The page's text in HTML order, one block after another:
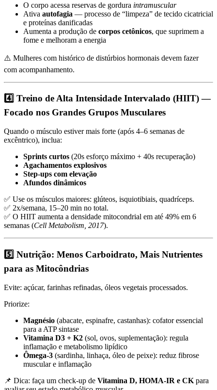
O corpo acessa reservas de gordura intramuscular
Ativa autofagia — processo de “limpeza” de tecido cicatricial
e proteínas danificadas
Aumenta a produção de corpos cetônicos, que suprimem a
fome e melhoram a energia
⚠️ Mulheres com histórico de distúrbios hormonais devem fazer
com acompanhamento.
4️⃣ Treino de Alta Intensidade Intervalado (HIIT) —
Focado nos Grandes Grupos Musculares
Quando o músculo estiver mais forte (após 4–6 semanas de
excêntrico), inclua:
Sprints curtos (20s esforço máximo + 40s recuperação)
Agachamentos explosivos
Step-ups com elevação
Afundos dinâmicos
✅ Use os músculos maiores: glúteos, isquiotibiais, quadríceps.
✅ 2x/semana, 15–20 min no total.
✅ O HIIT aumenta a densidade mitocondrial em até 49% em 6
semanas (Cell Metabolism, 2017).
5️⃣ Nutrição: Menos Carboidrato, Mais Nutrientes
para as Mitocôndrias
Evite: açúcar, farinhas refinadas, óleos vegetais processados.
Priorize:
Magnésio (abacate, espinafre, castanhas): cofator essencial
para a ATP sintase
Vitamina D3 + K2 (sol, ovos, suplementação): regula
inflamação e metabolismo lipídico
Ômega-3 (sardinha, linhaça, óleo de peixe): reduz fibrose
muscular e inflamação
📌 Dica: faça um check-up de Vitamina D, HOMA-IR e CK para